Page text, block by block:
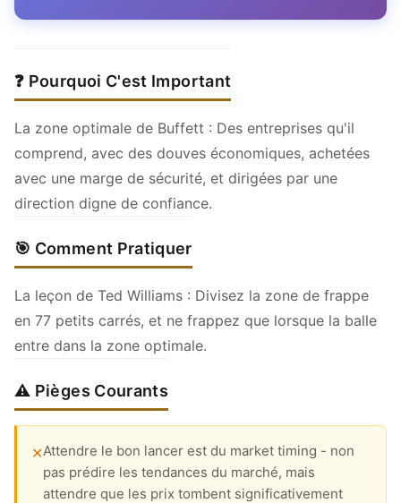
❓ Pourquoi C'est Important
La zone optimale de Buffett : Des entreprises qu'il
comprend, avec des douves économiques, achetées
avec une marge de sécurité, et dirigées par une
direction digne de confiance.
🎯 Comment Pratiquer
La leçon de Ted Williams : Divisez la zone de frappe
en 77 petits carrés, et ne frappez que lorsque la balle
entre dans la zone optimale.
⚠️ Pièges Courants
✕Attendre le bon lancer est du market timing - non
pas prédire les tendances du marché, mais
attendre que les prix tombent significativement